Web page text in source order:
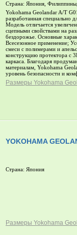
Страна: Япония,
Yokohama Geolandar A/T
разработанная специально
Модель отличается
сцепными свойствами на
бездорожье. Основные
Всесезонное применение;
смеси с полимерами и
конструкцию протектора с
каркаса. Благодаря
материалам, Yokohama
уровень безопасности и
Размеры Yokohama
YOKOHAMA
Страна: Япония
Размеры Yokohama